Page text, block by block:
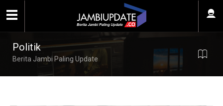
Politik
Berita Jambi Paling Update